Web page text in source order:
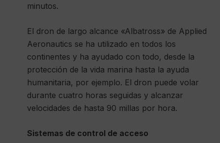
minutos.
El dron de largo alcance «Albatross» de Applied
Aeronautics se ha utilizado en todos los
continentes y ha ayudado con todo, desde la
protección de la vida marina hasta la ayuda
humanitaria, por ejemplo. El dron puede volar
durante cuatro horas seguidas y alcanzar
velocidades de hasta 90 millas por hora.
Sistemas de control de acceso